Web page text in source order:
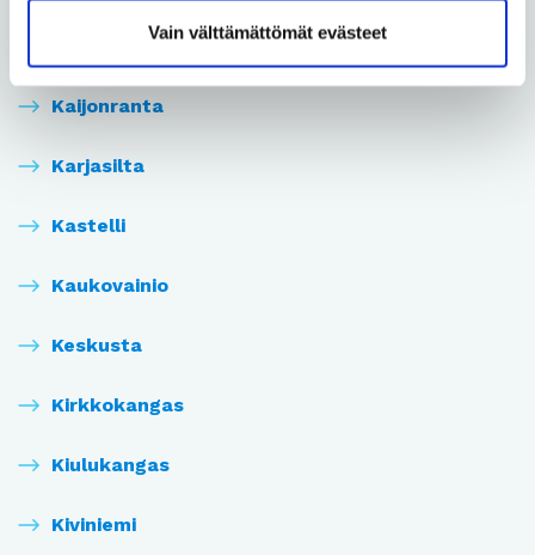
Vain välttämättömät evästeet
Kaijonharju
Kaijonranta
Karjasilta
Kastelli
Kaukovainio
Keskusta
Kirkkokangas
Kiulukangas
Kiviniemi